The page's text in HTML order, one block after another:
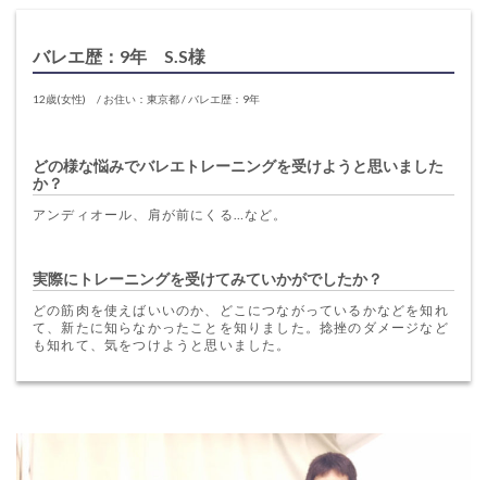
バレエ歴：9年 S.S様
12歳(女性) / お住い：東京都 / バレエ歴：9年
どの様な悩みでバレエトレーニングを受けようと思いました
か？
アンディオール、肩が前にくる…など。
実際にトレーニングを受けてみていかがでしたか？
どの筋肉を使えばいいのか、どこにつながっているかなどを知れ
て、新たに知らなかったことを知りました。捻挫のダメージなど
も知れて、気をつけようと思いました。